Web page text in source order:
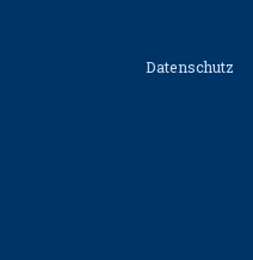
Datenschutz